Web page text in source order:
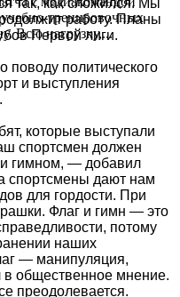
тренировочных
Всю нагрузку,...
работу. Планы
Первой лиги.
поводу политического
и выступления
которые выступали
спортсмен должен
гимном, — добавил
спортсмены дают нам
для гордости. При
Флаг и гимн — это
потому
наших
— манипуляция,
в общественное мнение.
преодолевается.